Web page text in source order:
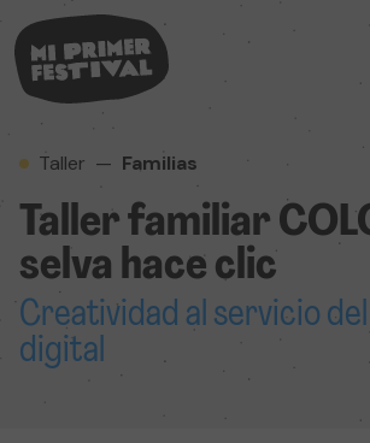
Taller — Familias
Taller familiar
selva hace clic
Creatividad al servicio
digital